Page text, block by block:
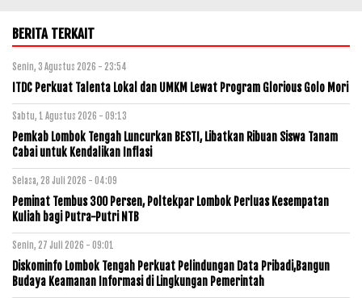
BERITA TERKAIT
Senin, 3 Agustus 2026 - 23:54
ITDC Perkuat Talenta Lokal dan UMKM Lewat Program Glorious Golo Mori
Sabtu, 1 Agustus 2026 - 09:13
Pemkab Lombok Tengah Luncurkan BESTI, Libatkan Ribuan Siswa Tanam
Cabai untuk Kendalikan Inflasi
Selasa, 28 Juli 2026 - 04:09
Peminat Tembus 300 Persen, Poltekpar Lombok Perluas Kesempatan
Kuliah bagi Putra-Putri NTB
Senin, 27 Juli 2026 - 09:01
Diskominfo Lombok Tengah Perkuat Pelindungan Data Pribadi,Bangun
Budaya Keamanan Informasi di Lingkungan Pemerintah